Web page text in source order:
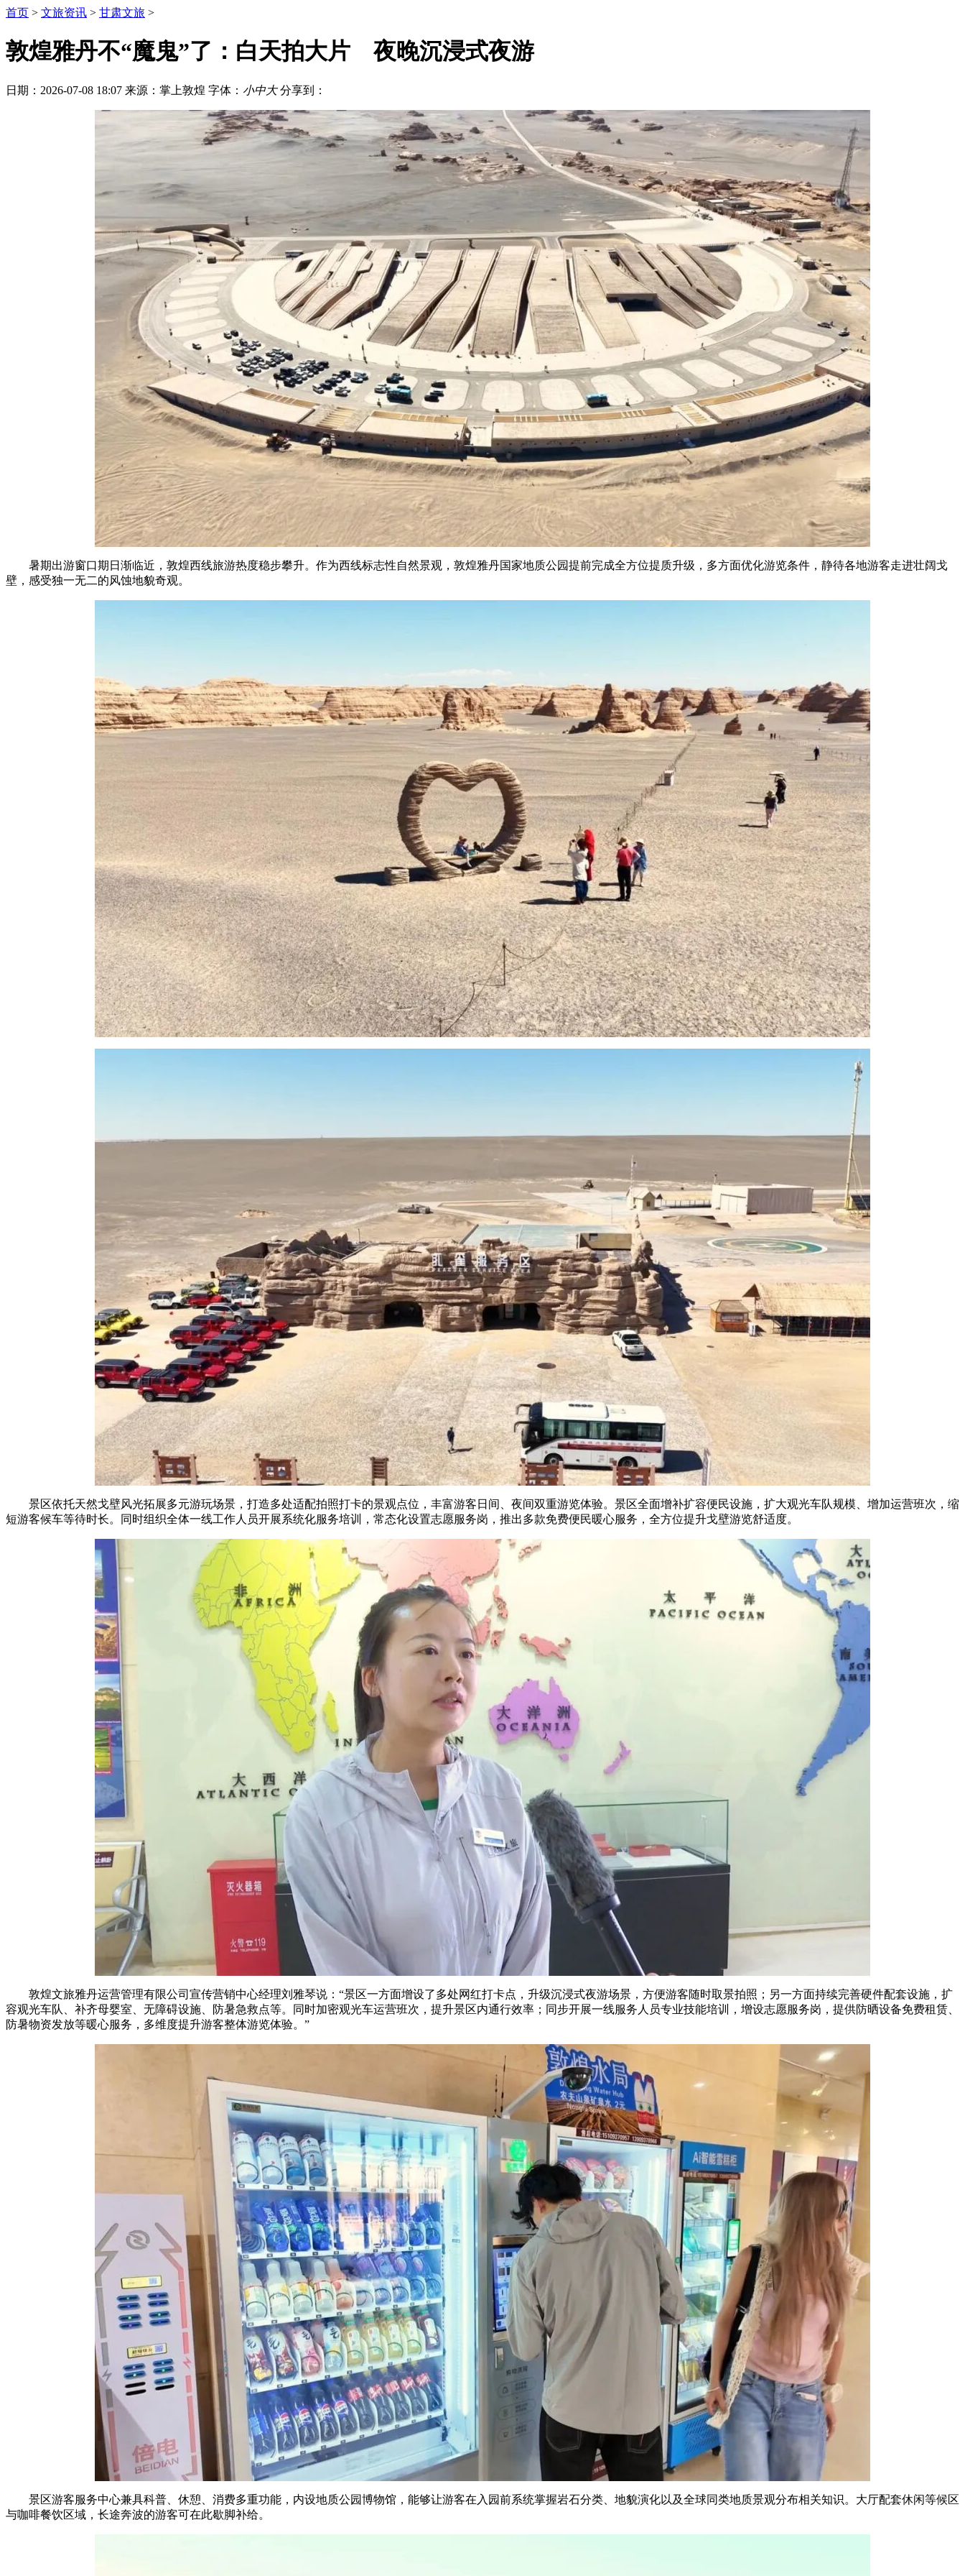
首页 > 文旅资讯 > 甘肃文旅 >
敦煌雅丹不“魔鬼”了：白天拍大片 夜晚沉浸式夜游
日期：2026-07-08 18:07 来源：掌上敦煌 字体： 小中大 分享到：
暑期出游窗口期日渐临近，敦煌西线旅游热度稳步攀升。作为西线标志性自然景观，敦煌雅丹国家地质公园提前完成全方位提质升级，多方面优化游览条件，静待各地游客走进壮阔戈
壁，感受独一无二的风蚀地貌奇观。
景区依托天然戈壁风光拓展多元游玩场景，打造多处适配拍照打卡的景观点位，丰富游客日间、夜间双重游览体验。景区全面增补扩容便民设施，扩大观光车队规模、增加运营班次，缩
短游客候车等待时长。同时组织全体一线工作人员开展系统化服务培训，常态化设置志愿服务岗，推出多款免费便民暖心服务，全方位提升戈壁游览舒适度。
敦煌文旅雅丹运营管理有限公司宣传营销中心经理刘雅琴说：“景区一方面增设了多处网红打卡点，升级沉浸式夜游场景，方便游客随时取景拍照；另一方面持续完善硬件配套设施，扩
容观光车队、补齐母婴室、无障碍设施、防暑急救点等。同时加密观光车运营班次，提升景区内通行效率；同步开展一线服务人员专业技能培训，增设志愿服务岗，提供防晒设备免费租赁、
防暑物资发放等暖心服务，多维度提升游客整体游览体验。”
景区游客服务中心兼具科普、休憩、消费多重功能，内设地质公园博物馆，能够让游客在入园前系统掌握岩石分类、地貌演化以及全球同类地质景观分布相关知识。大厅配套休闲等候区
与咖啡餐饮区域，长途奔波的游客可在此歇脚补给。